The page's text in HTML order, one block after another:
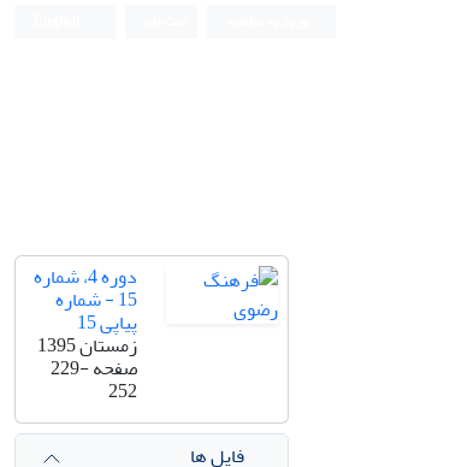
دوره 4، شماره
15 - شماره
پیاپی 15
زمستان 1395
صفحه229-
252
فایل ها